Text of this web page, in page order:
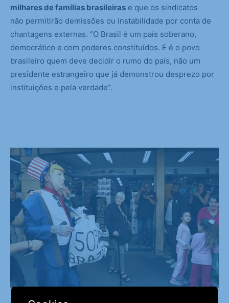
milhares de famílias brasileiras e que os sindicatos
não permitirão demissões ou instabilidade por conta de
chantagens externas. “O Brasil é um país soberano,
democrático e com poderes constituídos. E é o povo
brasileiro quem deve decidir o rumo do país, não um
presidente estrangeiro que já demonstrou desprezo por
instituições e pela verdade”.